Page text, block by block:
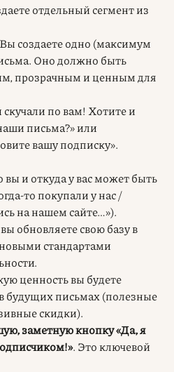
отдельный сегмент из
Вы создаете одно (максимум
Оно должно быть
прозрачным и ценным для
по вам! Хотите и
письма?» или
вашу подписку».
и откуда у вас может быть
то покупали у нас /
на нашем сайте…»).
обновляете свою базу в
новыми стандартами
ценность вы будете
будущих письмах (полезные
скидки).
заметную кнопку «Да, я
. Это ключевой